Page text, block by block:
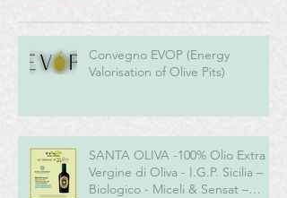
Convegno EVOP (Energy
Valorisation of Olive Pits)
SANTA OLIVA -100% Olio Extra
Vergine di Oliva - I.G.P. Sicilia –
Biologico - Miceli & Sensat –